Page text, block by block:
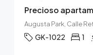
GK-1022 1